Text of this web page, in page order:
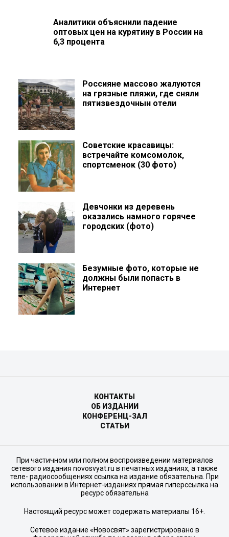
Аналитики объяснили падение
оптовых цен на курятину в России на
6,3 процента
Россияне массово жалуются
на грязные пляжи, где сняли
пятизвездочнын отели
Советские красавицы:
встречайте комсомолок,
спортсменок (30 фото)
Девчонки из деревень
оказались намного горячее
городских (фото)
Безумные фото, которые не
должны были попасть в
Интернет
КОНТАКТЫ
ОБ ИЗДАНИИ
КОНФЕРЕНЦ-ЗАЛ
СТАТЬИ
При частичном или полном воспроизведении материалов
сетевого издания novosvyat.ru в печатных изданиях, а также
теле- радиосообщениях ссылка на издание обязательна. При
использовании в Интернет-изданиях прямая гиперссылка на
ресурс обязательна
Настоящий ресурс может содержать материалы 16+.
Сетевое издание «Новосвят» зарегистрировано в